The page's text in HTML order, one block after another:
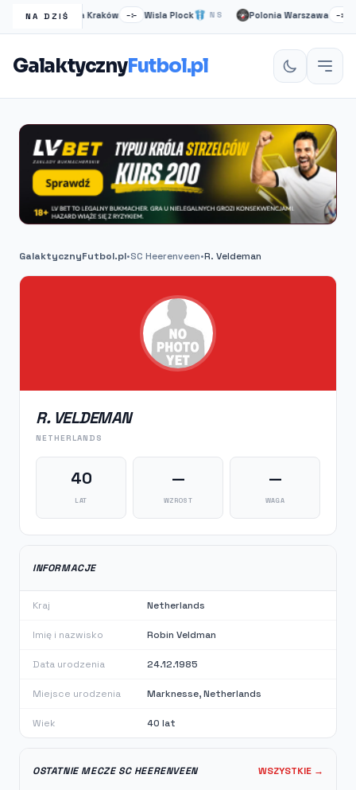
NA DZIŚWisła Kraków –:– Wisla Plock NS Polonia Warszawa –:–
GalaktycznyFutbol.pl
GalaktycznyFutbol.pl•SC Heerenveen•R. Veldeman
R. VELDEMAN
NETHERLANDS
40
LAT
—
WZROST
—
WAGA
INFORMACJE
Kraj Netherlands
Imię i nazwisko Robin Veldman
Data urodzenia 24.12.1985
Miejsce urodzenia Marknesse, Netherlands
Wiek 40 lat
OSTATNIE MECZE SC HEERENVEEN WSZYSTKIE →